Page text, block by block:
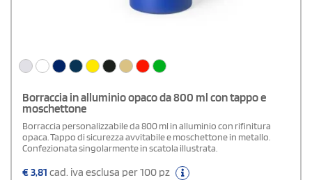
Borraccia in alluminio opaco da 800 ml con tappo e
moschettone
Borraccia personalizzabile da 800 ml in alluminio con rifinitura
opaca. Tappo di sicurezza avvitabile e moschettone in metallo.
Confezionata singolarmente in scatola illustrata.
€3,81 cad. iva esclusa per 100 pz